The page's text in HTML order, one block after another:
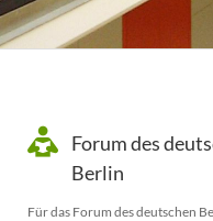
Forum des
Berlin
Für das Forum des deutschen